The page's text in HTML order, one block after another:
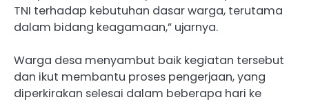
TNI terhadap kebutuhan dasar warga, terutama
dalam bidang keagamaan,” ujarnya.
Warga desa menyambut baik kegiatan tersebut
dan ikut membantu proses pengerjaan, yang
diperkirakan selesai dalam beberapa hari ke